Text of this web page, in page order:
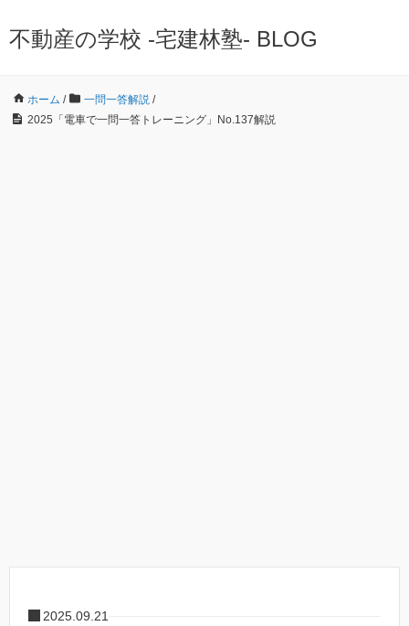
不動産の学校 -宅建林塾- BLOG
ホーム / 一問一答解説 /
2025「電車で一問一答トレーニング」No.137解説
2025.09.21